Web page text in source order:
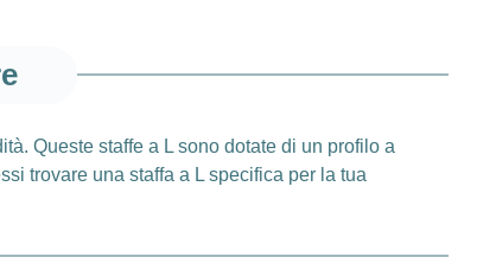
Queste staffe a L sono dotate di un profilo a
trovare una staffa a L specifica per la tua